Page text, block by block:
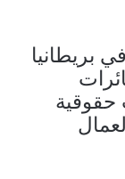
بريطانيا
من طائرات
حقوقية